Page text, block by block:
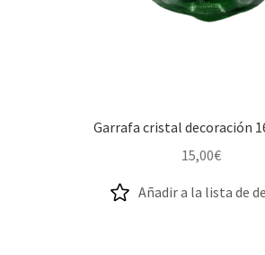
Garrafa cristal decoración
15,00€
Añadir a la lista de